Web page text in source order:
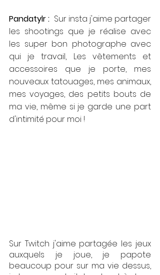
Pandatylr : Sur insta j'aime partager
les shootings que je réalise avec
les super bon photographe avec
qui je travail, Les vêtements et
accessoires que je porte, mes
nouveaux tatouages, mes animaux,
mes voyages, des petits bouts de
ma vie, même si je garde une part
d'intimité pour moi !
Sur Twitch j'aime partagée les jeux
auxquels je joue, je papote
beaucoup pour sur ma vie dessus,